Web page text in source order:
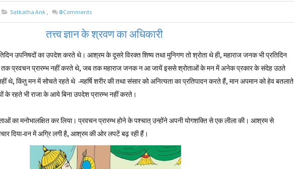
Satkatha Ank , 0 Comments
तत्त्व ज्ञान के श्रवण का अधिकारी
उपनिषदों का उपदेश करते थे। आश्रम के दूसरे विरक्त शिष्य तथा मुनिगण तो श्रोता थे ही, महाराज जनक भी प्रतिदिन
प्रवचन प्रारम्भ नहीं करते थे, जब तक महाराज जनक न आ जायें इससे श्रोताओं के मन में अनेक प्रकार के संदेह उठते
किंतु मन में सोचते रहते थे -महर्षि शरीर की तथा संसार को अनित्यता का प्रतिपादन करते हैं, मान अपमान को हेव बतलाते
के रहते भी राजा के आये बिना उपदेश प्रारम्भ नहीं करते।
का मनोभालक्षित कर लिया। प्रवचन प्रारम्भ होने के पश्चात्‌ उन्होंने अपनी योगशक्ति से एक लीला की। आश्रम से
दिया-वन में अग्रि लगी है, आश्रम की ओर लपटें बढ़ रही हैं।